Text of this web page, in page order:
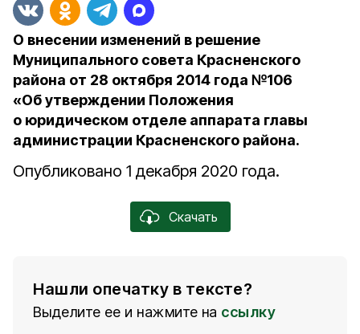
О внесении изменений в решение
Муниципального совета Красненского
района от 28 октября 2014 года №106
«Об утверждении Положения
о юридическом отделе аппарата главы
администрации Красненского района.
Опубликовано 1 декабря 2020 года.
Скачать
Нашли опечатку в тексте?
Выделите ее и нажмите на ссылку